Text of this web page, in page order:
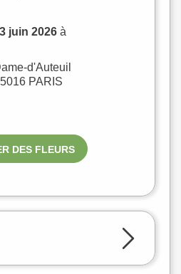
juin 2026 à
d'Auteuil
PARIS
DES FLEURS
Leaflet|©